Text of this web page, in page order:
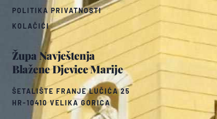
Župa Navještenja
Blažene Djevice Marije
ŠETALIŠTE FRANJE LUČIĆA 25
HR-10410 VELIKA GORICA
POLITIKA PRIVATNOSTI
KOLAČIĆI